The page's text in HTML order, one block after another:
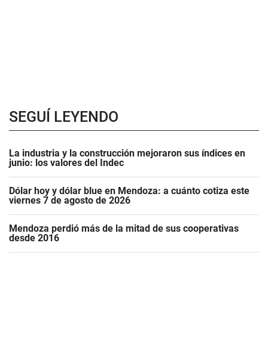
SEGUÍ LEYENDO
La industria y la construcción mejoraron sus índices en
junio: los valores del Indec
Dólar hoy y dólar blue en Mendoza: a cuánto cotiza este
viernes 7 de agosto de 2026
Mendoza perdió más de la mitad de sus cooperativas
desde 2016